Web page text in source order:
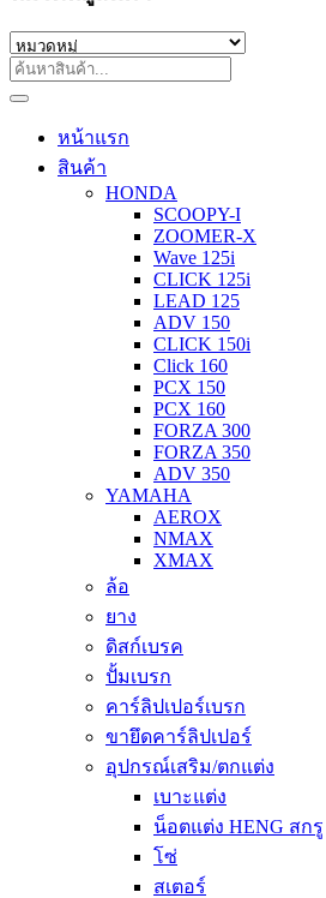
หน้าแรก
สินค้า
HONDA
SCOOPY-I
ZOOMER-X
Wave 125i
CLICK 125i
LEAD 125
ADV 150
CLICK 150i
Click 160
PCX 150
PCX 160
FORZA 300
FORZA 350
ADV 350
YAMAHA
AEROX
NMAX
XMAX
ล้อ
ยาง
ดิสก์เบรค
ปั้มเบรก
คาร์ลิปเปอร์เบรก
ขายึดคาร์ลิปเปอร์
อุปกรณ์เสริม/ตกแต่ง
เบาะแต่ง
น็อตแต่ง HENG สกรู
โซ่
สเตอร์